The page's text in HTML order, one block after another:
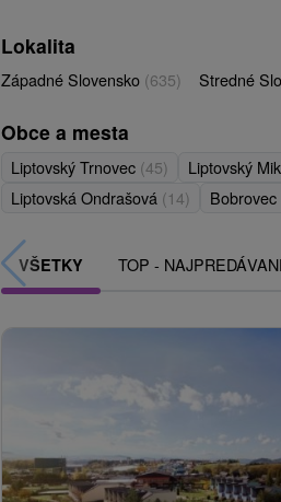
Lokalita
Západné Slovensko (635) Stredné
Obce a mesta
Liptovský Trnovec (45) Liptovský
Liptovská Ondrašová (14) Bobrovec
VŠETKY TOP -